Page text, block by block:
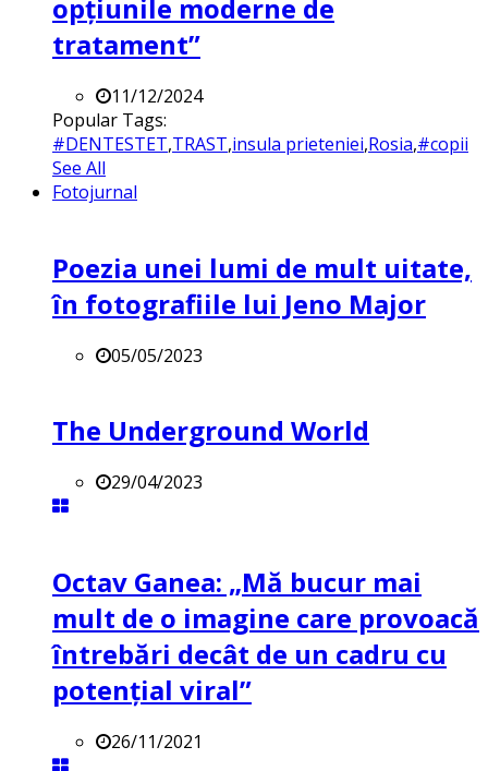
opțiunile moderne de
tratament”
11/12/2024
Popular Tags:
#DENTESTET,TRAST,insula prieteniei,Rosia,#copii
See All
Fotojurnal
Poezia unei lumi de mult uitate,
în fotografiile lui Jeno Major
05/05/2023
The Underground World
29/04/2023
Octav Ganea: „Mă bucur mai
mult de o imagine care provoacă
întrebări decât de un cadru cu
potenţial viral”
26/11/2021